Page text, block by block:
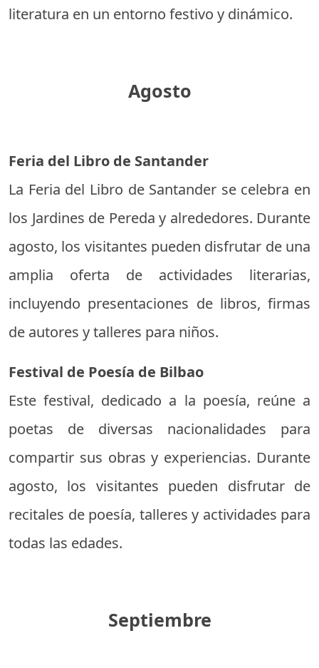
literatura en un entorno festivo y dinámico.
Agosto
Feria del Libro de Santander
La Feria del Libro de Santander se celebra en
los Jardines de Pereda y alrededores. Durante
agosto, los visitantes pueden disfrutar de una
amplia oferta de actividades literarias,
incluyendo presentaciones de libros, firmas
de autores y talleres para niños.
Festival de Poesía de Bilbao
Este festival, dedicado a la poesía, reúne a
poetas de diversas nacionalidades para
compartir sus obras y experiencias. Durante
agosto, los visitantes pueden disfrutar de
recitales de poesía, talleres y actividades para
todas las edades.
Septiembre